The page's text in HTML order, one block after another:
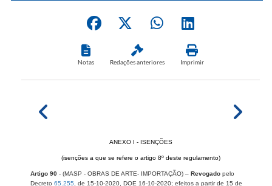
Notas Redações anteriores Imprimir
ANEXO I - ISENÇÕES
(isenções a que se refere o artigo 8º deste regulamento)
Artigo 90 - (MASP - OBRAS DE ARTE- IMPORTAÇÃO) – Revogado pelo
Decreto 65.255 , de 15-10-2020, DOE 16-10-2020; efeitos a partir de 15 de